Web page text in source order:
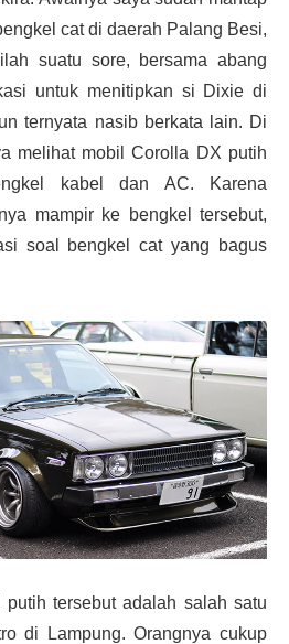
cat di daerah Palang Besi,
suatu sore, bersama abang
untuk menitipkan si Dixie di
ternyata nasib berkata lain. Di
melihat mobil Corolla DX putih
kabel dan AC. Karena
mampir ke bengkel tersebut,
soal bengkel cat yang bagus
tersebut adalah salah satu
di Lampung. Orangnya cukup